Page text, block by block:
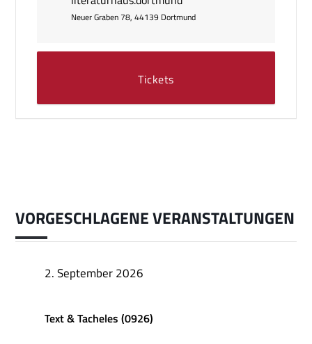
Neuer Graben 78, 44139 Dortmund
Tickets
VORGESCHLAGENE VERANSTALTUNGEN
2. September 2026
Text & Tacheles (0926)